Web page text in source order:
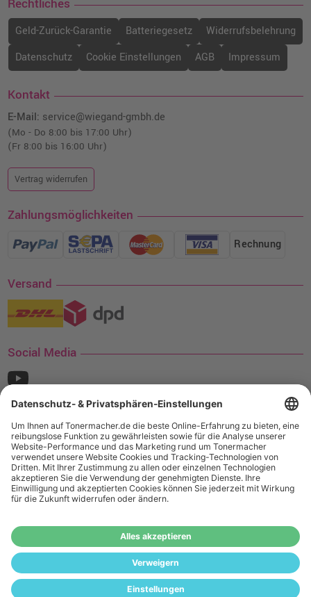
Rechtliches
Geld-Zurück-Garantie Batteriegesetz
Widerrufsbelehrung
Datenschutz
Cookie Einstellungen AGB Impressum
Kontakt
E-Mail: service@wiegand-gmbh.de
(Mo - Do 8:00 bis 17:00 Uhr)
(Fr 8:00 bis 16:00 Uhr)
Vertrag widerrufen
Zahlungsmöglichkeiten
Rechnung
Versand
Social Media
¹ Nur gültig für den Versand innerhalb Deutschlands. Befindet sich ein Warenwert
von mindestens 35€ (inkl. Mwst.) an Ampertec Artikeln in Ihrem Warenkorb, ist der
Versand für Sie kostenfrei.
Das Angebot von tonermacher.de richtet sich
nicht an Wiederverkäufer. Wenn Sie Wiederverkäufer sind,
registrieren Sie sich bitte in unserem Händler-Portal